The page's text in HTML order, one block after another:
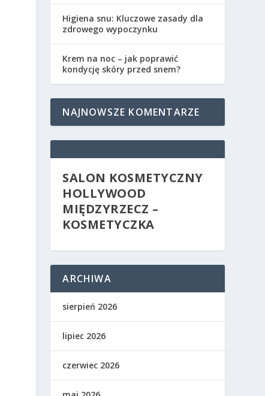
Higiena snu: Kluczowe zasady dla
zdrowego wypoczynku
Krem na noc – jak poprawić
kondycję skóry przed snem?
NAJNOWSZE KOMENTARZE
SALON KOSMETYCZNY
HOLLYWOOD
MIĘDZYRZECZ –
KOSMETYCZKA
ARCHIWA
sierpień 2026
lipiec 2026
czerwiec 2026